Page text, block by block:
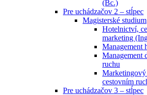
(Bc.)
Pre uchádzačov 2 – stĺpec
Magisterské studium
Hotelnictví,
marketing
Management
Management
ruchu
Marketingový
cestovním
Pre uchádzačov 3 – stĺpec